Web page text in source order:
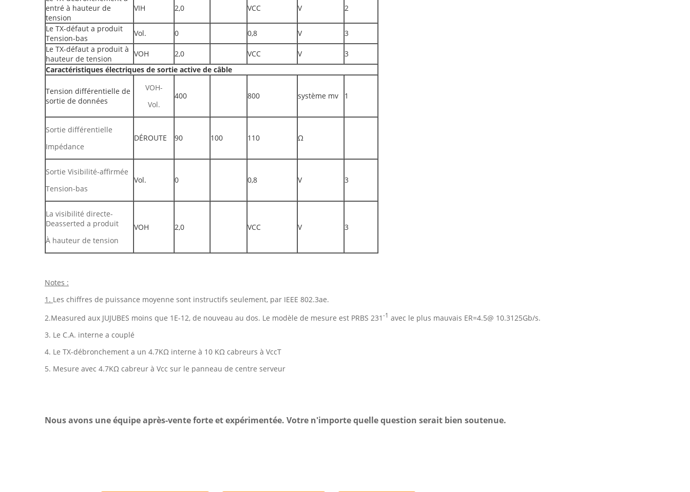
entré à hauteur de
tension
VIH 2,0 VCC V 2
Le TX-défaut a produit
Tension-bas
Vol. 0 0,8 V
3
Le TX-défaut a produit à
hauteur de tension
VOH 2,0 VCC V
3
Caractéristiques électriques de sortie active de câble
Tension différentielle de
sortie de données
VOH-
Vol.
400 800 système mv 1
Sortie différentielle
Impédance
DÉROUTE 90 100 110 Ω
Sortie Visibilité-affirmée
Tension-bas
Vol. 0 0,8 V 3
La visibilité directe-
Deasserted a produit
À hauteur de tension
VOH 2,0 VCC V 3
Notes :
1. Les chiffres de puissance moyenne sont instructifs seulement, par IEEE 802.3ae.
2.Measured aux JUJUBES moins que 1E-12, de nouveau au dos. Le modèle de mesure est PRBS 231 -1 avec le plus mauvais ER=4.5@ 10.3125Gb/s.
3. Le C.A. interne a couplé
4. Le TX-débronchement a un 4.7KΩ interne à 10 KΩ cabreurs à VccT
5. Mesure avec 4.7KΩ cabreur à Vcc sur le panneau de centre serveur
Nous avons une équipe après-vente forte et expérimentée. Votre n'importe quelle question serait bien soutenue.